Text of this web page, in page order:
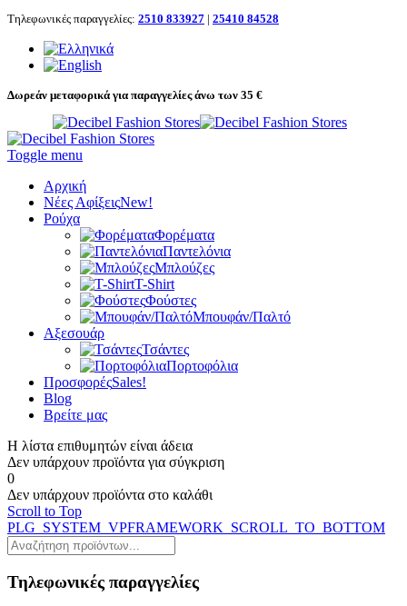
Τηλεφωνικές παραγγελίες: 2510 833927 | 25410 84528
Δωρεάν μεταφορικά για παραγγελίες άνω των 35 €
Toggle menu
Αρχική
Νέες ΑφίξειςNew!
Ρούχα
Φορέματα
Παντελόνια
Μπλούζες
T-Shirt
Φούστες
Μπουφάν/Παλτό
Αξεσουάρ
Τσάντες
Πορτοφόλια
ΠροσφορέςSales!
Blog
Βρείτε μας
Η λίστα επιθυμητών είναι άδεια
Δεν υπάρχουν προϊόντα για σύγκριση
0
Δεν υπάρχουν προϊόντα στο καλάθι
Scroll to Top
PLG_SYSTEM_VPFRAMEWORK_SCROLL_TO_BOTTOM
Τηλεφωνικές παραγγελίες